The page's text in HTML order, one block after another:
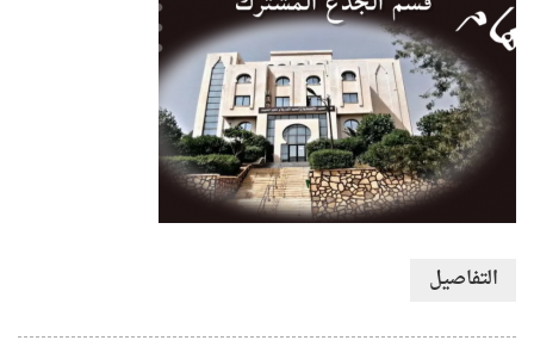
التفاصيل